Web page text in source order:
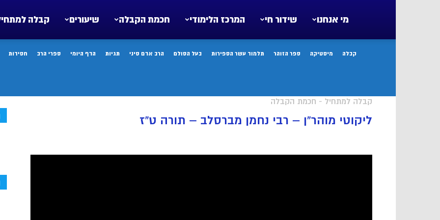
קבלה שיעורים חכמת הקבלה המרכז הלימודי שידור חי מי אנחנו
קבלה מיסטיקה ספר הזוהר תלמוד עשר הספירות בעל הסולם הרב אדם סיני תגיות הדף היומי ספרי הרב חסידות
קבלה למתחיל - חכמת הקבלה
ליקוטי מוהר”ן – רבי נחמן מברסלב – תורה ט”ז